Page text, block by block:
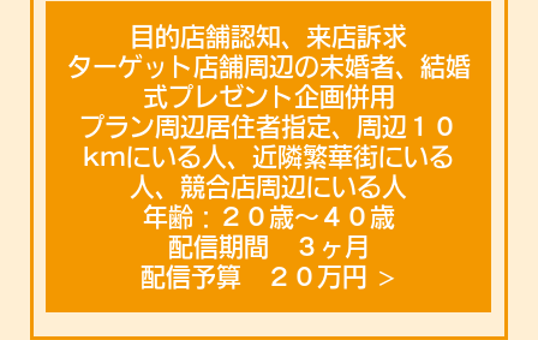
目的店舗認知、来店訴求
ターゲット店舗周辺の未婚者、結婚
式プレゼント企画併用
プラン周辺居住者指定、周辺１０
kmにいる人、近隣繁華街にいる
人、競合店周辺にいる人
年齢：２０歳〜４０歳
配信期間 ３ヶ月
配信予算 ２０万円